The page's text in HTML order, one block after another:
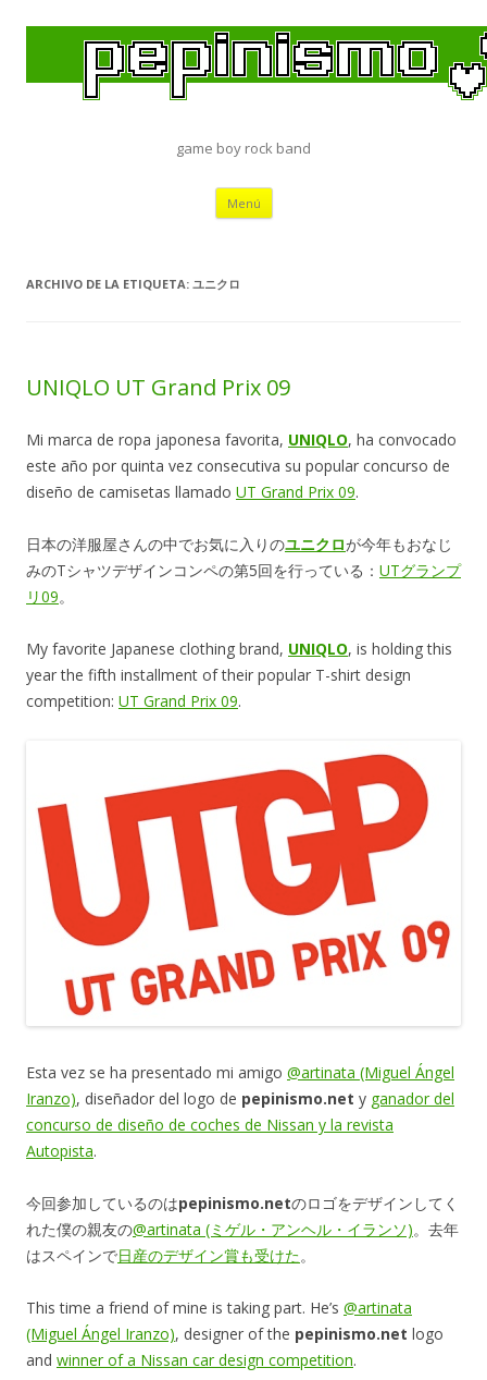
game boy rock band
Menú Saltar
contenido
ARCHIVO DE LA ETIQUETA: ユニクロ
UNIQLO UT Grand Prix 09
Mi marca de ropa japonesa favorita, UNIQLO, ha convocado
este año por quinta vez consecutiva su popular concurso de
diseño de camisetas llamado UT Grand Prix 09.
日本の洋服屋さんの中でお気に入りのユニクロが今年もおなじ
みのTシャツデザインコンペの第5回を行っている： UTグランプ
リ09。
My favorite Japanese clothing brand, UNIQLO, is holding this
year the fifth installment of their popular T-shirt design
competition: UT Grand Prix 09.
Esta vez se ha presentado mi amigo @artinata (Miguel Ángel
Iranzo), diseñador del logo de pepinismo.net y ganador del
concurso de diseño de coches de Nissan y la revista
Autopista.
今回参加しているのはpepinismo.netのロゴをデザインしてく
れた僕の親友の@artinata (ミゲル・アンヘル・イランソ)。去年
はスペインで日産のデザイン賞も受けた。
This time a friend of mine is taking part. He’s @artinata
(Miguel Ángel Iranzo), designer of the pepinismo.net logo
and winner of a Nissan car design competition.